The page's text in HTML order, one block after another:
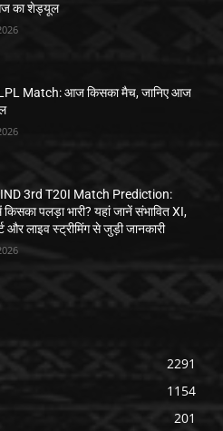
का शेड्यूल
Match: आज किसका मैच, जानिए आज
3rd T20I Match Prediction:
पलड़ा भारी? यहां जानें संभावित XI,
और लाइव स्ट्रीमिंग से जुड़ी जानकारी
2291
1154
201